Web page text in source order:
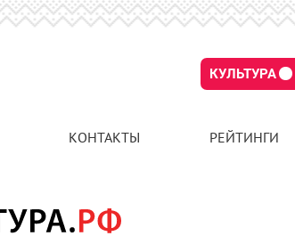
КУЛЬТУРА
КОНТАКТЫ РЕЙТИНГИ